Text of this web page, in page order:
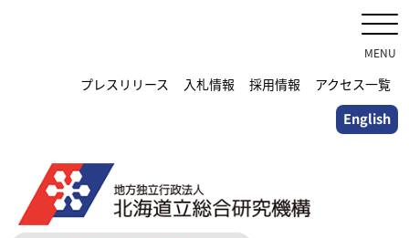
プレスリリース 入札情報 採用情報 アクセス一覧
English
MENU